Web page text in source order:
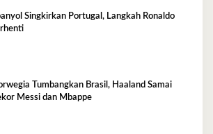
Singkirkan Portugal, Langkah Ronaldo
Tumbangkan Brasil, Haaland Samai
Messi dan Mbappe